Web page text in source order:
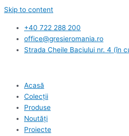
Skip to content
+40 722 288 200
office@gresieromania.ro
Strada Cheile Baciului nr. 4 (în
Acasă
Colecții
Produse
Noutăți
Proiecte